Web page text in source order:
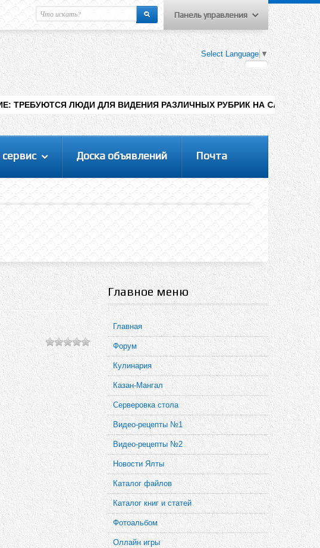
. Чтобы
Меню пользователя
Вход на сайт
Регистрация
Панель управления
Select Language ▼
ЛЮДИ ДЛЯ ВИДЕНИЯ РАЗЛИЧНЫХ РУБРИК НА САЙТЕ , ДОБАВЛЕНИЯ
Доска объявлений Почта
Главное меню
Главная
Форум
Кулинария
Казан-Мангал
Серверовка стола
Видео-рецепты №1
Видео-рецепты №2
Новости Ялты
Каталог файлов
Каталог книг и статей
Фотоальбом
Оллайн игры